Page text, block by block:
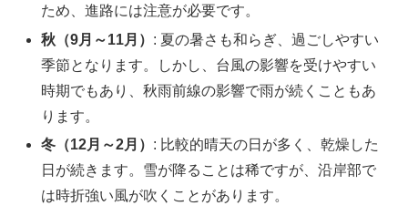
ため、進路には注意が必要です。
秋（9月～11月） : 夏の暑さも和らぎ、過ごしやすい
季節となります。しかし、台風の影響を受けやすい
時期でもあり、秋雨前線の影響で雨が続くこともあ
ります。
冬（12月～2月） : 比較的晴天の日が多く、乾燥した
日が続きます。雪が降ることは稀ですが、沿岸部で
は時折強い風が吹くことがあります。